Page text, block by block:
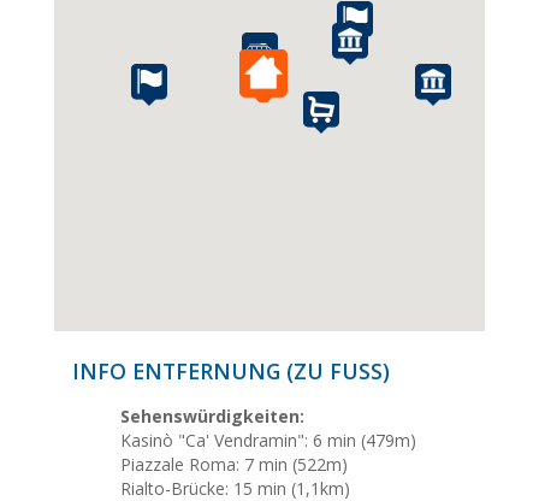
INFO ENTFERNUNG (ZU FUSS)
Sehenswürdigkeiten:
Kasinò "Ca' Vendramin": 6 min (479m)
Piazzale Roma: 7 min (522m)
Rialto-Brücke: 15 min (1,1km)